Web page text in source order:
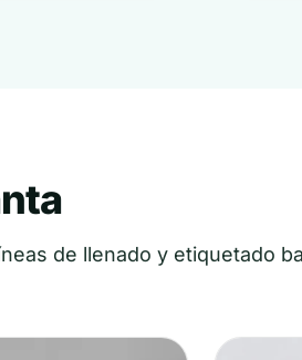
de llenado y etiquetado